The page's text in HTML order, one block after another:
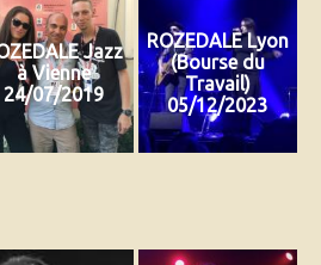
Jazz
à Vienne
24/07/2019
ROZEDALE Lyon
(Bourse du
Travail)
05/12/2023